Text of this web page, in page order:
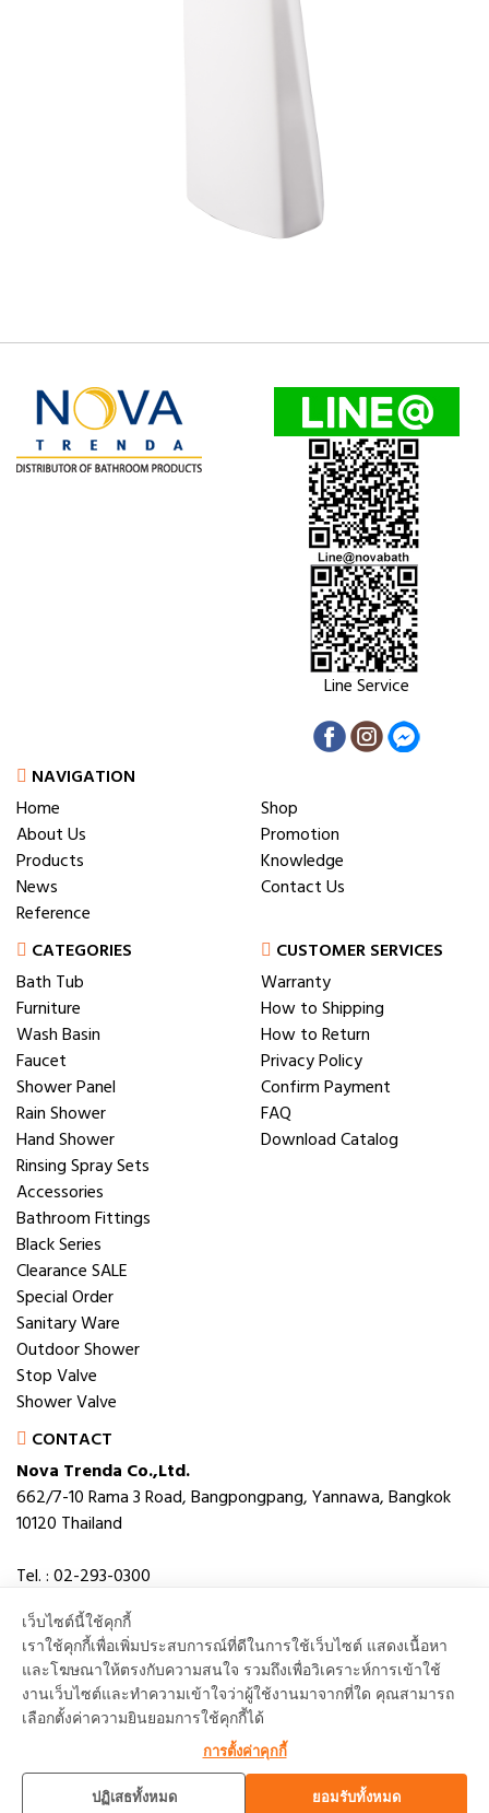
Line Service
NAVIGATION
Home
About Us
Products
News
Reference
Shop
Promotion
Knowledge
Contact Us
CATEGORIES
Bath Tub
Furniture
Wash Basin
Faucet
Shower Panel
Rain Shower
Hand Shower
Rinsing Spray Sets
Accessories
Bathroom Fittings
Black Series
Clearance SALE
Special Order
Sanitary Ware
Outdoor Shower
Stop Valve
Shower Valve
CUSTOMER SERVICES
Warranty
How to Shipping
How to Return
Privacy Policy
Confirm Payment
FAQ
Download Catalog
CONTACT
Nova Trenda Co.,Ltd.
662/7-10 Rama 3 Road, Bangpongpang, Yannawa, Bangkok
10120 Thailand
Tel. : 02-293-0300
E-mail : novabath@novatrenda.co.th
เว็บไซต์นี้ใช้คุกกี้
เราใช้คุกกี้เพื่อเพิ่มประสบการณ์ที่ดีในการใช้เว็บไซต์ แสดงเนื้อหา
และโฆษณาให้ตรงกับความสนใจ รวมถึงเพื่อวิเคราะห์การเข้าใช้
งานเว็บไซต์และทำความเข้าใจว่าผู้ใช้งานมาจากที่ใด คุณสามารถ
เลือกตั้งค่าความยินยอมการใช้คุกกี้ได้
การตั้งค่าคุกกี้
ปฏิเสธทั้งหมด ยอมรับทั้งหมด